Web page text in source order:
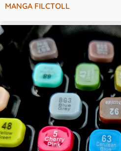
MANGA FILCTOLL